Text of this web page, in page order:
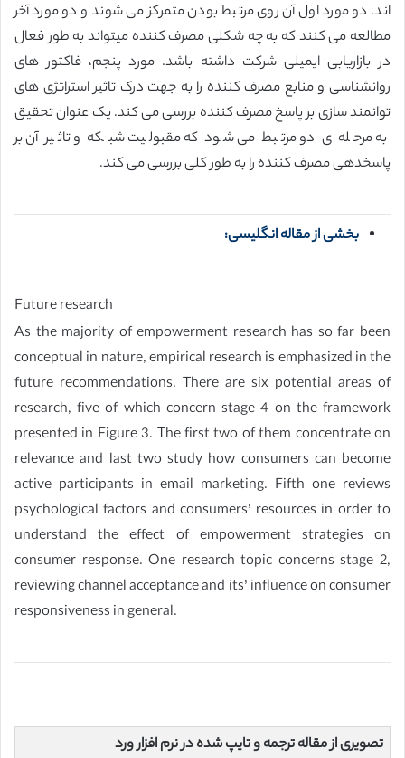
اند. دو مورد اول آن روی مرتبط بودن متمرکز می شوند و دو مورد آخر
مطالعه می کنند که به چه شکلی مصرف کننده میتواند به طور فعال
در بازاریابی ایمیلی شرکت داشته باشد. مورد پنجم، فاکتور های
روانشناسی و منابع مصرف کننده را به جهت درک تاثیر استراتژی های
توانمند سازی بر پاسخ مصرف کننده بررسی می کند. یک عنوان تحقیق
به مرحله ی دو مرتبط می شود که مقبولیت شبکه و تاثیر آن بر
پاسخدهی مصرف کننده را به طور کلی بررسی می کند.
بخشی از مقاله انگلیسی:
Future research
As the majority of empowerment research has so far been
conceptual in nature, empirical research is emphasized in the
future recommendations. There are six potential areas of
research, five of which concern stage 4 on the framework
presented in Figure 3. The first two of them concentrate on
relevance and last two study how consumers can become
active participants in email marketing. Fifth one reviews
psychological factors and consumers’ resources in order to
understand the effect of empowerment strategies on
consumer response. One research topic concerns stage 2,
reviewing channel acceptance and its’ influence on consumer
responsiveness in general.
تصویری از مقاله ترجمه و تایپ شده در نرم افزار ورد